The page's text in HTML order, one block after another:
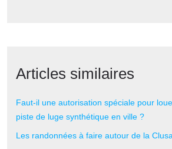
Articles similaires
Faut-il une autorisation spéciale pour
piste de luge synthétique en ville ?
Les randonnées à faire autour de la